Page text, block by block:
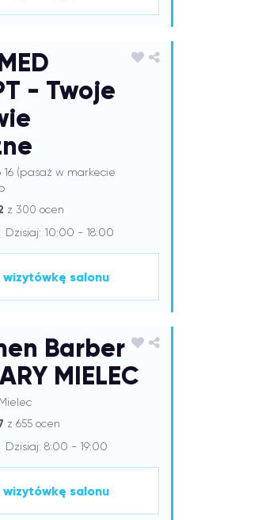
- Twoje
16 (pasaż w markecie
z 300 ocen
Dzisiaj: 10:00 - 18:00
wizytówkę salonu
Barber
MIELEC
z 655 ocen
Dzisiaj: 8:00 - 19:00
wizytówkę salonu